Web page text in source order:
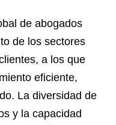
de abogados
de los sectores
a los que
eficiente,
La diversidad de
y la capacidad